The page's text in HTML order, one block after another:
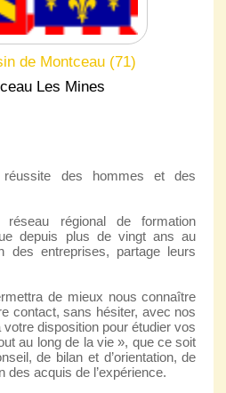
de Montceau (71)
Les Mines
réussite des hommes et des
régional de formation
depuis plus de vingt ans au
des entreprises, partage leurs
de mieux nous connaître
contact, sans hésiter, avec nos
disposition pour étudier vos
au long de la vie », que ce soit
de bilan et d’orientation, de
des acquis de l’expérience.